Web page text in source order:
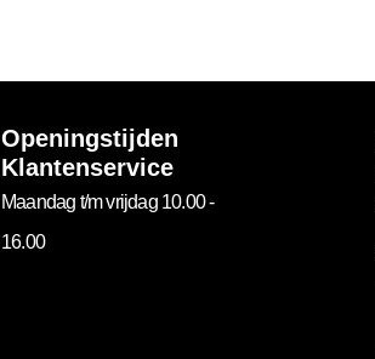
Openingstijden
Klantenservice
Maandag t/m vrijdag 10.00 -
16.00